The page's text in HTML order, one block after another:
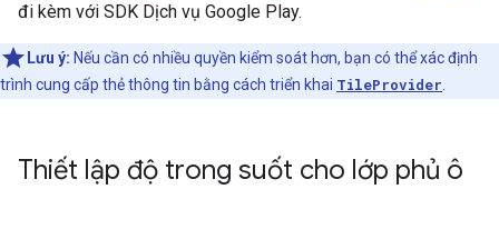
đi kèm với SDK Dịch vụ Google Play.
Lưu ý: Nếu cần có nhiều quyền kiểm soát hơn, bạn có thể xác định
trình cung cấp thẻ thông tin bằng cách triển khai TileProvider.
Thiết lập độ trong suốt cho lớp phủ ô